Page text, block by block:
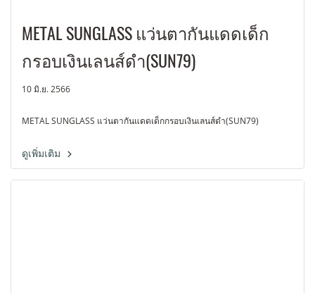
METAL SUNGLASS แว่นตากันแดดเด็ก
กรอบเงินเลนส์ดำ(SUN79)
10 มิ.ย. 2566
METAL SUNGLASS แว่นตากันแดดเด็กกรอบเงินเลนส์ดำ(SUN79)
ดูเพิ่มเติม